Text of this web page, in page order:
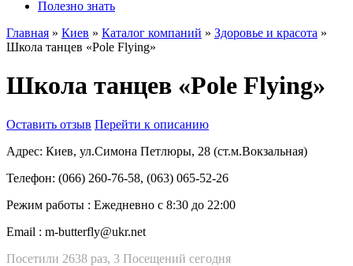
Полезно знать
Главная » Киев » Каталог компаний » Здоровье и красота »
Школа танцев «Pole Flying»
Школа танцев «Pole Flying»
Оставить отзыв Перейти к описанию
Адрес: Киев, ул.Симона Петлюры, 28 (ст.м.Вокзальная)
Телефон: (066) 260-76-58, (063) 065-52-26
Режим работы : Ежедневно с 8:30 до 22:00
Email : m-butterfly@ukr.net
Посетили 2638 раз, 3 Посещений сегодня